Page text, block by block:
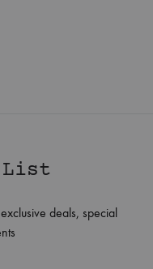
List
deals, special